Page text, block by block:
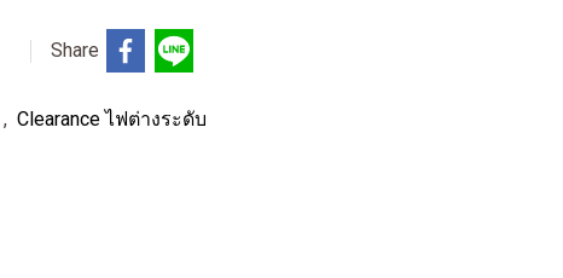
Share
, Clearance ไฟต่างระดับ